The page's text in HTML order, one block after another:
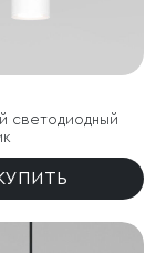
светодиодный